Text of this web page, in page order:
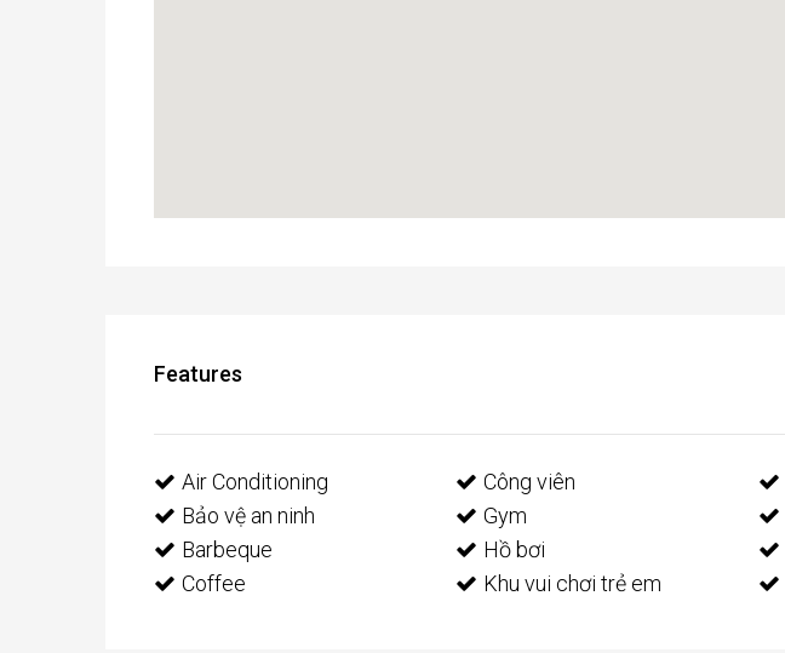
Features
Air Conditioning
Bảo vệ an ninh
Barbeque
Coffee
Công viên
Gym
Hồ bơi
Khu vui chơi trẻ em